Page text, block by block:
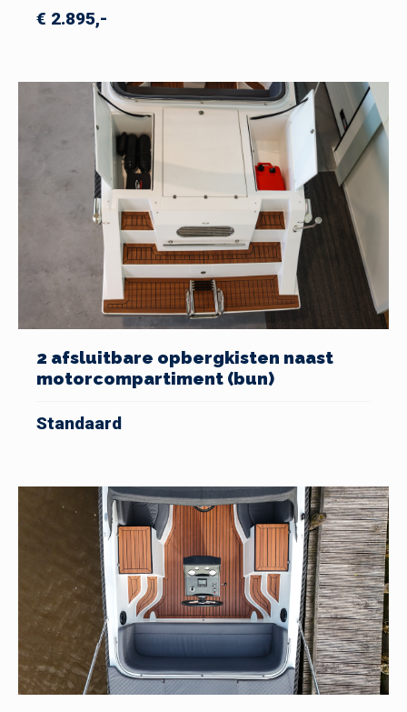
€ 2.895,-
2 afsluitbare opbergkisten naast
motorcompartiment (bun)
Standaard